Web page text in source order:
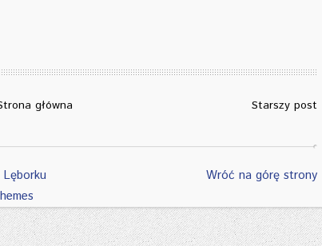
główna Starszy post
Wróć na górę strony